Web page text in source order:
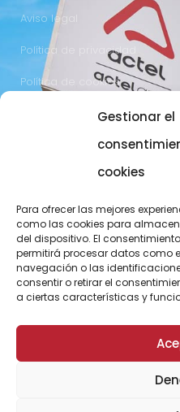
Gestionar el
cookies
Para ofrecer las mejores
como las cookies para
del dispositivo. El
permitirá procesar datos como
navegación o las
consentir o retirar el
a ciertas características y
Aviso legal
Política de privacidad
Política de cookies
973 700 800
actel@actel.es
25196 Lleida
CONOCE NOVACOOP